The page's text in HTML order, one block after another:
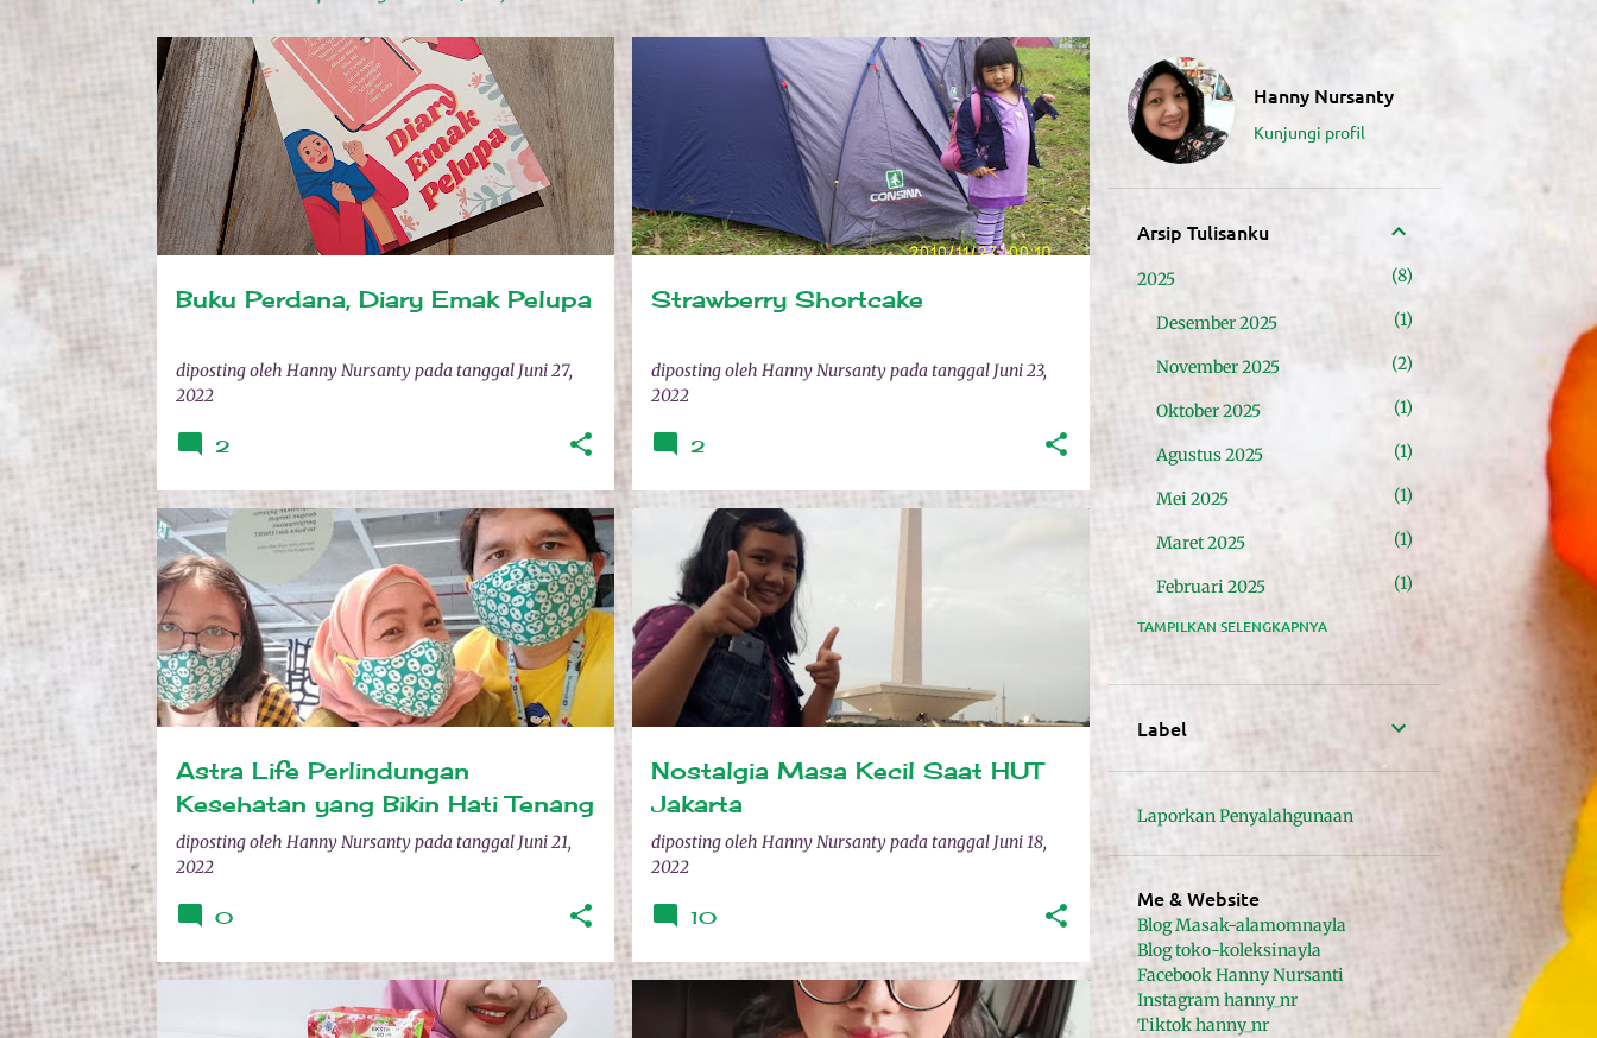
P
o
s
t
i
n
Buku Perdana, Diary Emak Pelupa
diposting oleh Hanny Nursantypada tanggal Juni 27,
2022
ANTOLOGI BUCKET LIST BUKU SENDIRI
+
REVIEW BUKU
2
Strawberry Shortcake
diposting oleh Hanny Nursantypada tanggal Juni 23,
2022
NAYLA NAYLA KECIL
2
Astra Life Perlindungan
Kesehatan yang Bikin Hati Tenang
diposting oleh Hanny Nursantypada tanggal Juni 21,
2022
ASTRA LIFE
0
Nostalgia Masa Kecil Saat HUT
Jakarta
diposting oleh Hanny Nursantypada tanggal Juni 18,
2022
INDIHOME REVIEW
10
PELEMBUT DAN PEWANG PAKAIAN
+
ANGKATAN COVID LULUS LULUS SMP NAYLA
Hanny Nursanty
Kunjungi profil
Arsip Tulisanku
2025 8
Desember 2025 1
November 2025 2
Oktober 2025 1
Agustus 2025 1
Mei 2025 1
Maret 2025 1
Februari 2025 1
2024
Oktober 2024
Agustus 2024
Juni 2024
Mei 2024
April 2024
Januari 2024
2023
TAMPILKAN SELENGKAPNYA
Label
Laporkan Penyalahgunaan
Me & Website
Blog Masak-alamomnayla
Blog toko-koleksinayla
Facebook Hanny Nursanti
Instagram hanny_nr
Tiktok hanny_nr